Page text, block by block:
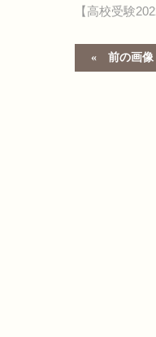
【高校受験
前の画像